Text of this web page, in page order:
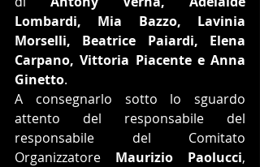
Lombardi, Mia Bazzo, Lavinia
Morselli, Beatrice Paiardi, Elena
Carpano, Vittoria Piacente e Anna
Ginetto.
A consegnarlo sotto lo sguardo
attento del responsabile del
responsabile del Comitato
Organizzatore Maurizio Paolucci,